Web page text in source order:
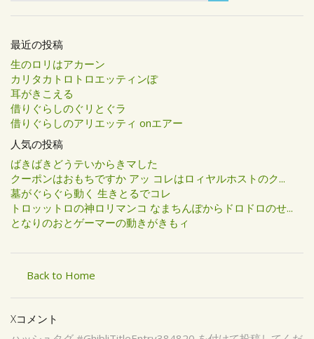
最近の投稿
生のロリはアカーン
カリタカトロトロエッティンぽ
耳がきこえる
借りぐらしのぐリとぐラ
借りぐらしのアリエッティ onエアー
人気の投稿
ばきばきどうテいからきマした
クーポンはおもちですか アッ コレはロィヤルホストのク...
墓がぐらぐら動く 生きとるでコレ
トロッットロの神ロリマンコ なまちんぽからドロドロのせ...
となりのおとゲーマーの動きがきもィ
Back to Home
Xコメント